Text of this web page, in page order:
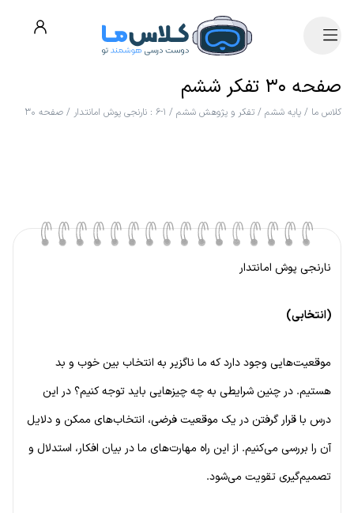
صفحه ۳۰ تفکر ششم
کلاس ما / پایه ششم / تفکر و پژوهش ششم / ۱-۶ : نارنجی پوش امانتدار / صفحه ۳۰
نارنجی پوش امانتدار
(انتخابی)
موقعیت‌هایی وجود دارد که ما ناگزیر به انتخاب بین خوب و بد
هستیم. در چنین شرایطی به چه چیزهایی باید توجه کنیم؟ در این
درس با قرار گرفتن در یک موقعیت فرضی، انتخاب‌های ممکن و دلایل
آن را بررسی می‌کنیم. از این راه مهارت‌های ما در بیان افکار، استدلال و
تصمیم‌گیری تقویت می‌شود.